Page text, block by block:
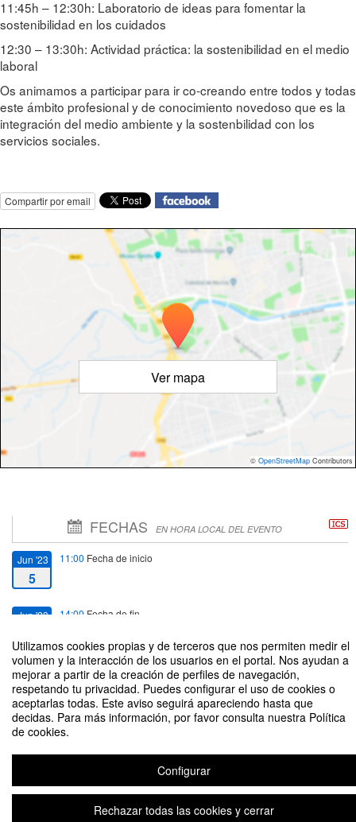
Utilizamos cookies propias y de terceros que nos permiten medir el
volumen y la interacción de los usuarios en el portal. Nos ayudan a
mejorar a partir de la creación de perfiles de navegación,
respetando tu privacidad. Puedes configurar el uso de cookies o
aceptarlas todas. Este aviso seguirá apareciendo hasta que
decidas. Para más información, por favor consulta nuestra Política
de cookies.
Configurar
Rechazar todas las cookies y cerrar
11:45h – 12:30h: Laboratorio de ideas para fomentar la
sostenibilidad en los cuidados
12:30 – 13:30h: Actividad práctica: la sostenibilidad en el medio
laboral
Os animamos a participar para ir co-creando entre todos y todas
este ámbito profesional y de conocimiento novedoso que es la
integración del medio ambiente y la sostenbilidad con los
servicios sociales.
Compartir por email
Ver mapa
© OpenStreetMap Contributors
FECHAS EN HORA LOCAL DEL EVENTO
Jun '23
5
11:00 Fecha de inicio
Jun '23 14:00 Fecha de fin
Hacia unos Servicios Sociales más sostenibles
Aviso legal|Contacto
Plataforma de organización de eventos Symposium
Copyright © 2026